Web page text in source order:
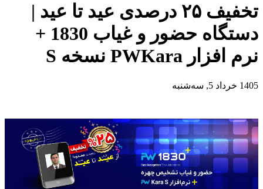
تخفیف ۲۵ درصدی عید تا عید |
دستگاه حضور و غیاب 1830 +
نرم افزار PWKara نسخه S
1405 خرداد 5, سه‌شنبه